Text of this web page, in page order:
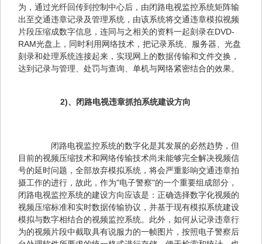
为，通过光纤回传到控制中心后，由闭路电视监控系统矩阵输
出至交通违章记录及管理系统，由该系统将交通违章模拟视频
片段压缩成数字信息，连同与之相关的资料一起刻录在DVD-
RAM光盘上，同时利用网络技术，把记录系统、服务器、光盘
刻录和处理系统连接起来，实现网上的数据传输和文件交换，
达到记录与管理、处罚与查询、单机与网络紧密结合的效果。
2)、闭路电视违章抓拍系统建设方向
闭路电视监控系统的数字化是其发展的必然趋势，但
目前的视频压缩技术和网络传输技术尚未能够完全解决视频信
号的延时问题，全部放弃模拟系统，将会严重影响交通违章拍
摄工作的进行，故此，作为"电子警察"的一个重要组成部分，
闭路电视监控系统的建设方向应该是：正确选择数字化视频的
视频压缩标准和实时数据传输协议，并基于现有模拟系统建设
模拟与数字相结合的视频监控系统。此外，如何从记录违章行
为的视频片段中截取具有说服力的一帧图片，按照电子警察后